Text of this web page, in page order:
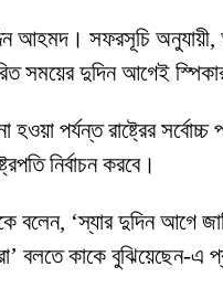
আহমদ। সফরসূচি অনুযায়ী,
সময়ের দুদিন আগেই
না হওয়া পর্যন্ত রাষ্ট্রের
নির্বাচন করবে।
বলেন, ‘স্যার দুদিন
বলতে কাকে বুঝিয়েছেন-এ